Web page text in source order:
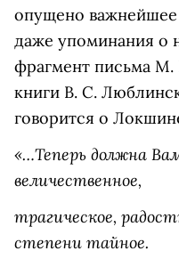
опущено
даже упоминания о
фрагмент письма
книги В. С.
говорится о
«…Теперь должна
величественное,
трагическое,
степени тайное.